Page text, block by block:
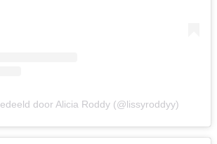
door Alicia Roddy (@lissyroddyy)